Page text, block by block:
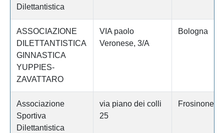
Dilettantistica
ASSOCIAZIONE
DILETTANTISTICA
GINNASTICA
YUPPIES-
ZAVATTARO
VIA paolo
Veronese, 3/A
Bologna
Associazione
Sportiva
Dilettantistica
via piano dei colli
25
Frosinone